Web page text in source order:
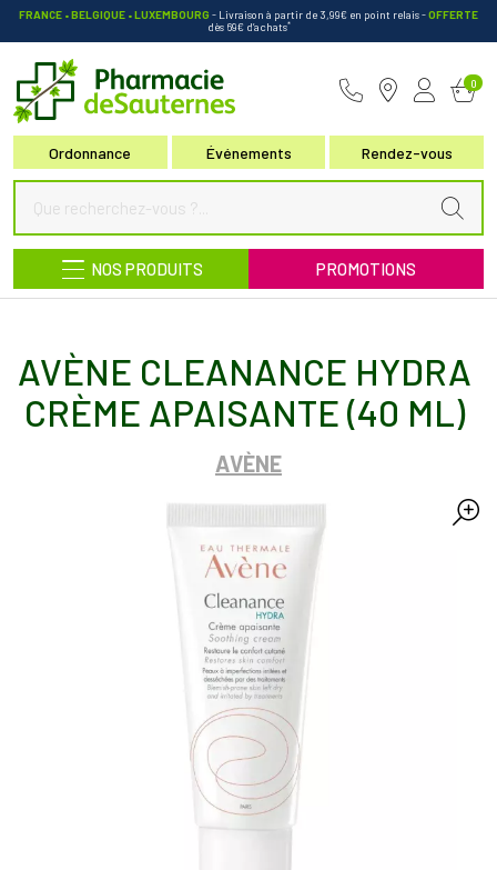
FRANCE • BELGIQUE • LUXEMBOURG - Livraison à partir de 3,99€ en point relais-OFFERTE
dès 69€ d’achats*
Ordonnance Événements Rendez-vous
0
NOS PRODUITS PROMOTIONS
AVÈNE CLEANANCE HYDRA
CRÈME APAISANTE (40 ML)
AVÈNE